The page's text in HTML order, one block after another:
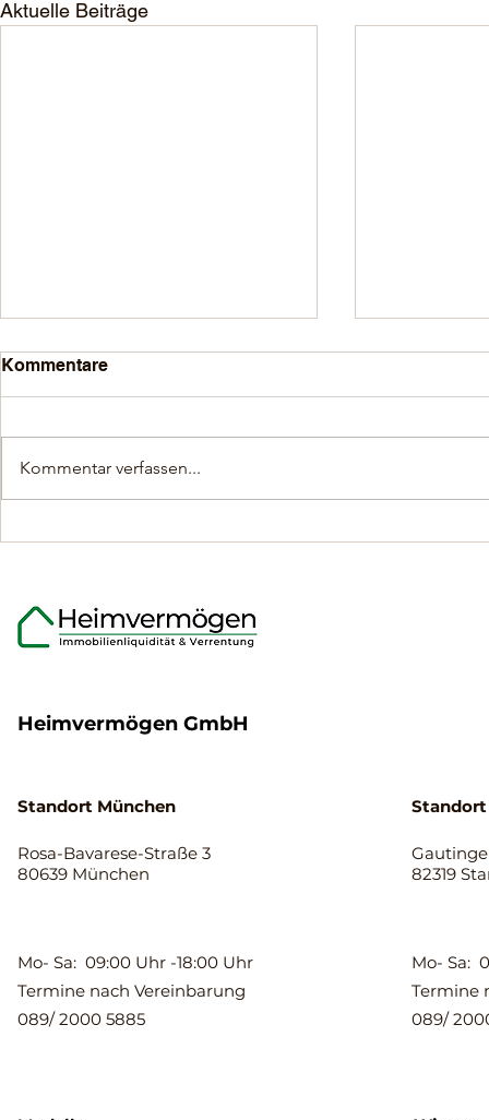
Aktuelle Beiträge
wissen sollten.
Kommentare
Kommentar verfassen...
Heimvermögen GmbH
Standort München
Rosa-Bavarese-Straße 3
80639 München
82319
Mo- Sa: 09:00 Uhr -18:00 Uhr
Termine nach Vereinbarung
089/ 2000 5885
Mo- Sa:
Termine
089/